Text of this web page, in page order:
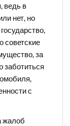
ведь в
нет, но
советские
за
заботиться
с
жалоб